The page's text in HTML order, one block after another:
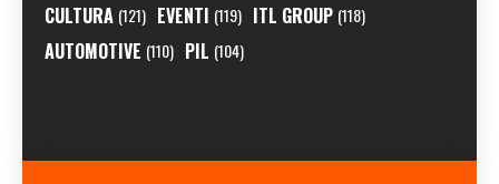
CULTURA (121) EVENTI (119) ITL GROUP (118)
AUTOMOTIVE (110) PIL (104)